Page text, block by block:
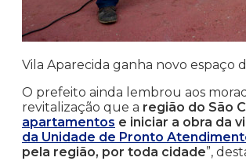
Vila Aparecida ganha novo espaço
O prefeito ainda lembrou aos
revitalização que a região do São
apartamentos e iniciar a obra da
da Unidade de Pronto
pela região, por toda cidade”,